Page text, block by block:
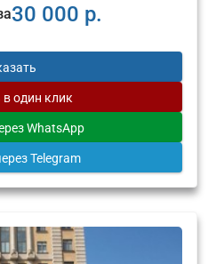
30 000 р.
в один клик
WhatsApp
Telegram